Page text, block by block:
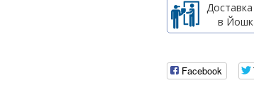
в
Facebook